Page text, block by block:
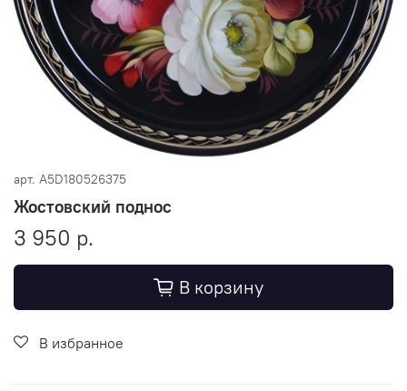
арт. A5D180526375
Жостовский поднос
3 950 р.
В корзину
В избранное